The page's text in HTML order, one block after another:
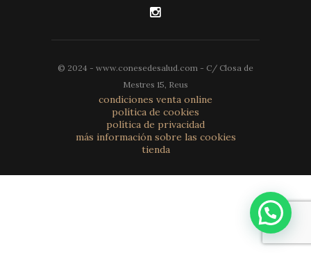
© 2024 - www.conesedesalud.com - C/ Closa de
Mestres 15, Reus
condiciones venta online
política de cookies
política de privacidad
más información sobre las cookies
tienda